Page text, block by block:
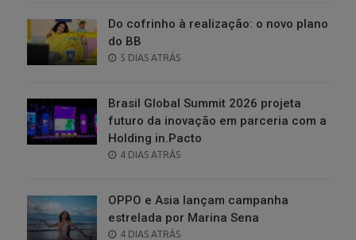
Do cofrinho à realização: o novo plano
do BB
POSTED
5 DIAS ATRÁS
Brasil Global Summit 2026 projeta
futuro da inovação em parceria com a
Holding in.Pacto
POSTED
4 DIAS ATRÁS
OPPO e Asia lançam campanha
estrelada por Marina Sena
POSTED
4 DIAS ATRÁS